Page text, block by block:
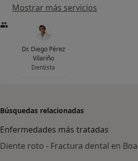
Mostrar más servicios
Dr. Diego Pérez
Vilariño
Dentista
Búsquedas relacionadas
Enfermedades más tratadas
Diente roto - Fractura dental en